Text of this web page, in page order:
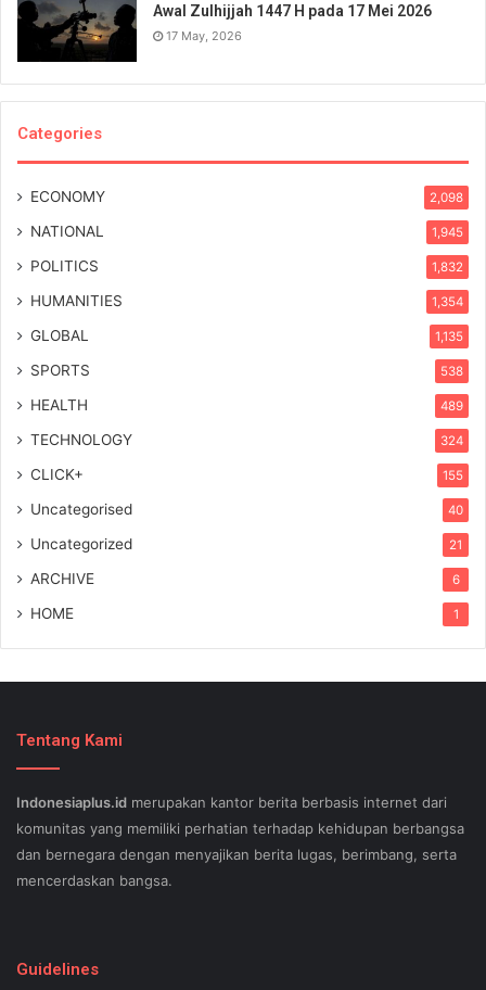
Awal Zulhijjah 1447 H pada 17 Mei 2026
17 May, 2026
Categories
ECONOMY 2,098
NATIONAL 1,945
POLITICS 1,832
HUMANITIES 1,354
GLOBAL 1,135
SPORTS 538
HEALTH 489
TECHNOLOGY 324
CLICK+ 155
Uncategorised 40
Uncategorized 21
ARCHIVE 6
HOME 1
Tentang Kami
Indonesiaplus.id merupakan kantor berita berbasis internet dari
komunitas yang memiliki perhatian terhadap kehidupan berbangsa
dan bernegara dengan menyajikan berita lugas, berimbang, serta
mencerdaskan bangsa.
your small business stand out exam gst from the opposition and
Guidelines